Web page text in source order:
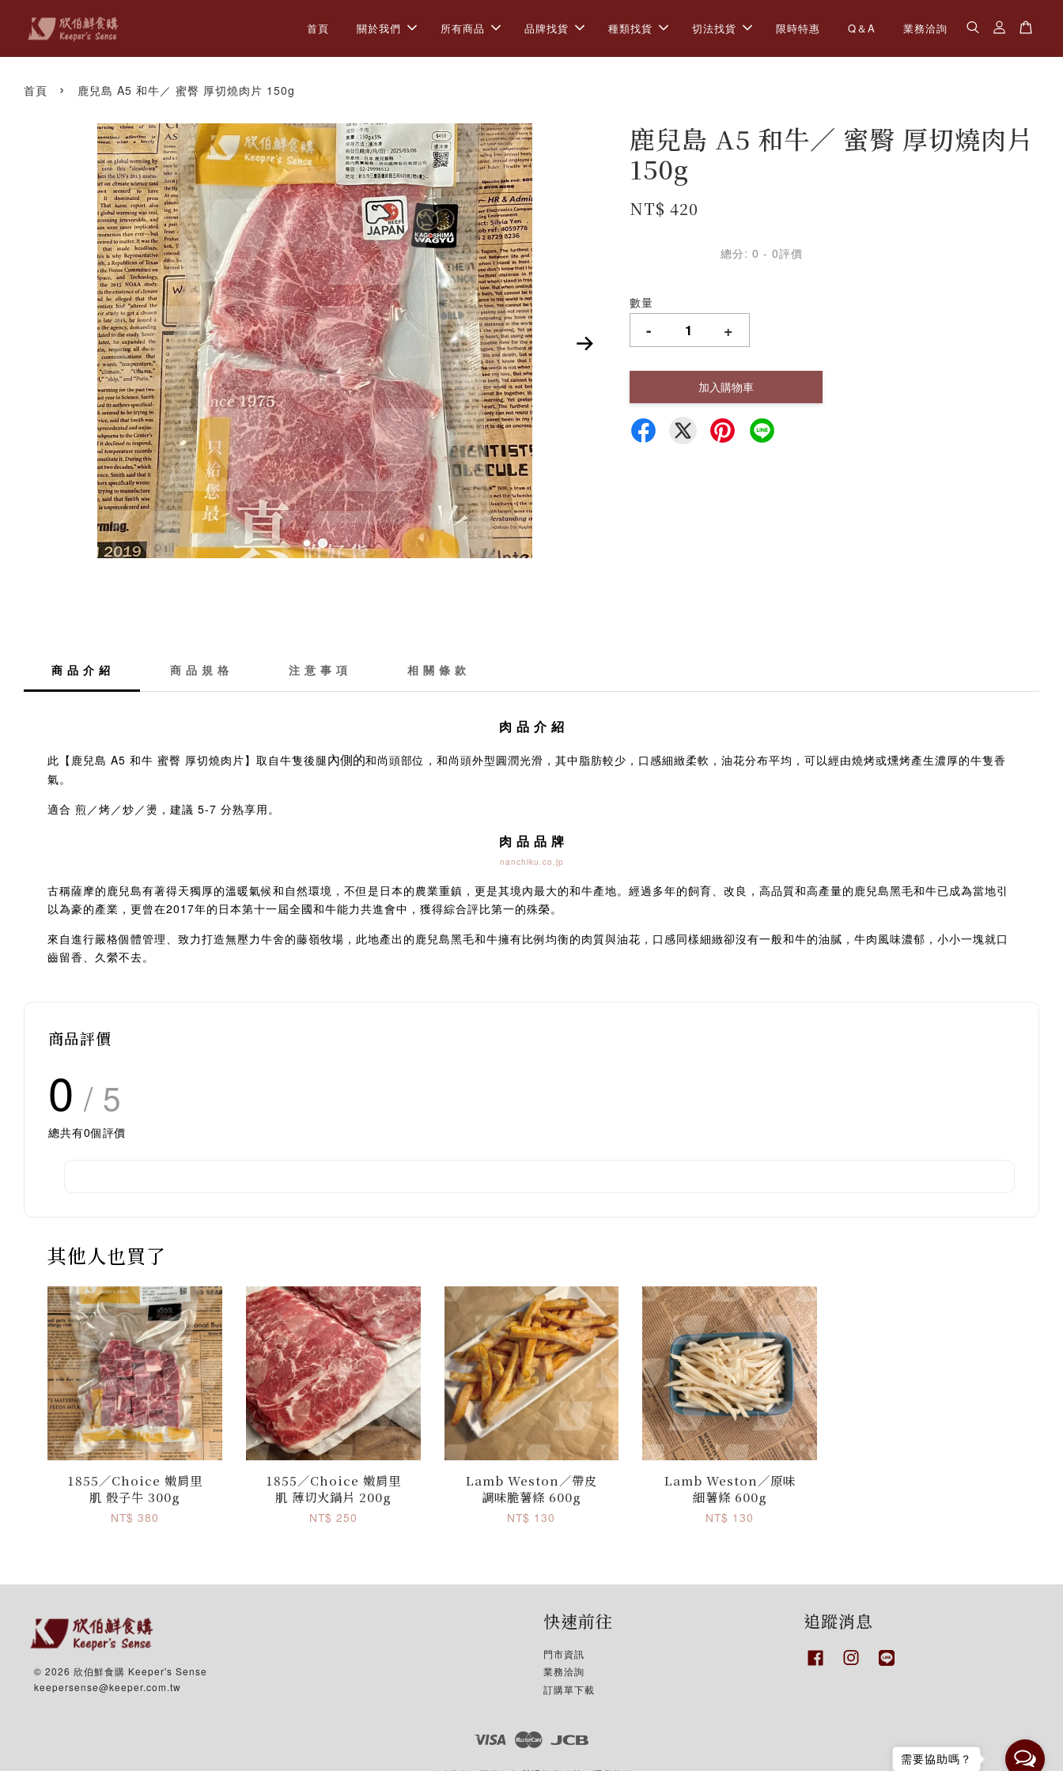
首頁 關於我們 所有商品 品牌找貨 種類找貨 切法找貨 限時特惠 Q＆A 業務洽詢
首頁 › 鹿兒島 A5 和牛／ 蜜臀 厚切燒肉片 150g
鹿兒島 A5 和牛／ 蜜臀 厚切燒肉片
150g
NT$ 420
總分:0 -0評價
數量
- +
加入購物車
商 品 介 紹 商 品 規 格 注 意 事 項 相 關 條 款
肉 品 介 紹
此【鹿兒島 A5 和牛 蜜臀 厚切燒肉片】取自牛隻後腿內側的和尚頭部位，和尚頭外型圓潤光滑，其中脂肪較少，口感細緻柔軟，油花分布平均，可以經由燒烤或燻烤產生濃厚的牛隻香
氣。
適合 煎／烤／炒／燙，建議 5-7 分熟享用。
肉 品 品 牌
nanchiku.co.jp
古稱薩摩的鹿兒島有著得天獨厚的溫暖氣候和自然環境，不但是日本的農業重鎮，更是其境內最大的和牛產地。經過多年的飼育、改良，高品質和高產量的鹿兒島黑毛和牛已成為當地引
以為豪的產業，更曾在2017年的日本第十一屆全國和牛能力共進會中，獲得綜合評比第一的殊榮。
來自進行嚴格個體管理、致力打造無壓力牛舍的藤嶺牧場，此地產出的鹿兒島黑毛和牛擁有比例均衡的肉質與油花，口感同樣細緻卻沒有一般和牛的油膩，牛肉風味濃郁，小小一塊就口
齒留香、久縈不去。
商品評價
0 / 5
總共有0個評價
其他人也買了
1855／Choice 嫩肩里
肌 骰子牛 300g
NT$ 380
1855／Choice 嫩肩里
肌 薄切火鍋片 200g
NT$ 250
Lamb Weston／帶皮
調味脆薯條 600g
NT$ 130
Lamb Weston／原味
細薯條 600g
NT$ 130
© 2026 欣伯鮮食購 Keeper's Sense
keepersense@keeper.com.tw
快速前往
門市資訊
業務洽詢
訂購單下載
追蹤消息
FacebookInstagram
Visa Master
需要協助嗎？